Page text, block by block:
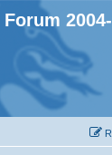
Forum